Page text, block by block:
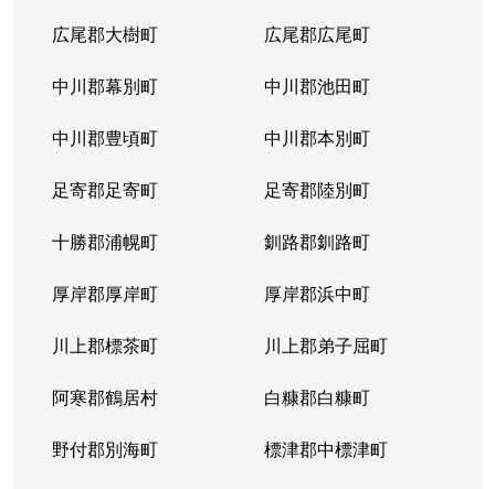
広尾郡大樹町 広尾郡広尾町
中川郡幕別町 中川郡池田町
中川郡豊頃町 中川郡本別町
足寄郡足寄町 足寄郡陸別町
十勝郡浦幌町 釧路郡釧路町
厚岸郡厚岸町 厚岸郡浜中町
川上郡標茶町 川上郡弟子屈町
阿寒郡鶴居村 白糠郡白糠町
野付郡別海町 標津郡中標津町